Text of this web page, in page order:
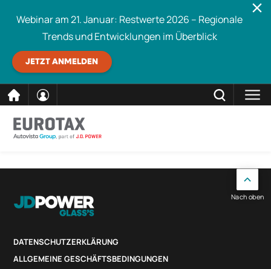
Inhalt
Webinar am 21. Januar: Restwerte 2026 – Regionale
Trends und Entwicklungen im Überblick
JETZT ANMELDEN
DATENSCHUTZERKLÄRUNG
ALLGEMEINE GESCHÄFTSBEDINGUNGEN
Nach oben